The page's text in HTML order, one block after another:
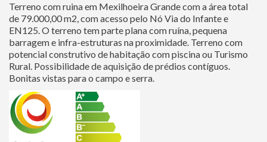
Terreno com ruina em Mexilhoeira Grande com a área total
de 79.000,00 m2, com acesso pelo Nó Via do Infante e
EN125. O terreno tem parte plana com ruína, pequena
barragem e infra-estruturas na proximidade. Terreno com
potencial construtivo de habitação com piscina ou Turismo
Rural. Possibilidade de aquisição de prédios contíguos.
Bonitas vistas para o campo e serra.